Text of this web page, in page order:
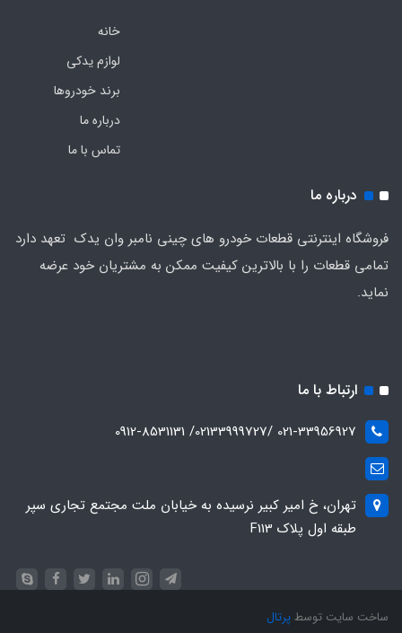
خانه
لوازم یدکی
برند خودروها
درباره ما
تماس با ما
درباره ما
فروشگاه اینترنتی قطعات خودرو های چینی نامبر وان یدک تعهد دارد
تمامی قطعات را با بالاترین کیفیت ممکن به مشتریان خود عرضه
نماید.
ارتباط با ما
021-33956927 /02133999727/ 0912-8531131
تهران، خ امیر کبیر نرسیده به خیابان ملت مجتمع تجاری سپر
طبقه اول پلاک F113
ساخت سایت توسطپرتال